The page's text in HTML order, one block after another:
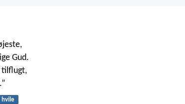
Gud.
tilflugt,
hvile